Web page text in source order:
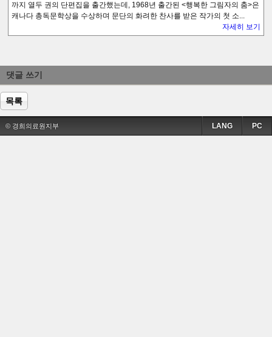
까지 열두 권의 단편집을 출간했는데, 1968년 출간된 <행복한 그림자의 춤>은
캐나다 총독문학상을 수상하며 문단의 화려한 찬사를 받은 작가의 첫 소...
자세히 보기
댓글 쓰기
목록
© 경희의료원지부 PC
LANG